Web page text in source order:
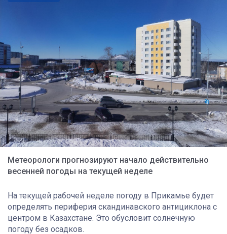
Метеорологи прогнозируют начало действительно
весенней погоды на текущей неделе
На текущей рабочей неделе погоду в Прикамье будет
определять периферия скандинавского антициклона с
центром в Казахстане. Это обусловит солнечную
погоду без осадков.